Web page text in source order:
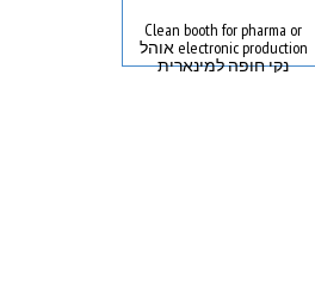
Clean booth for pharma or
electronic production אוהל
נקי חופה למינארית